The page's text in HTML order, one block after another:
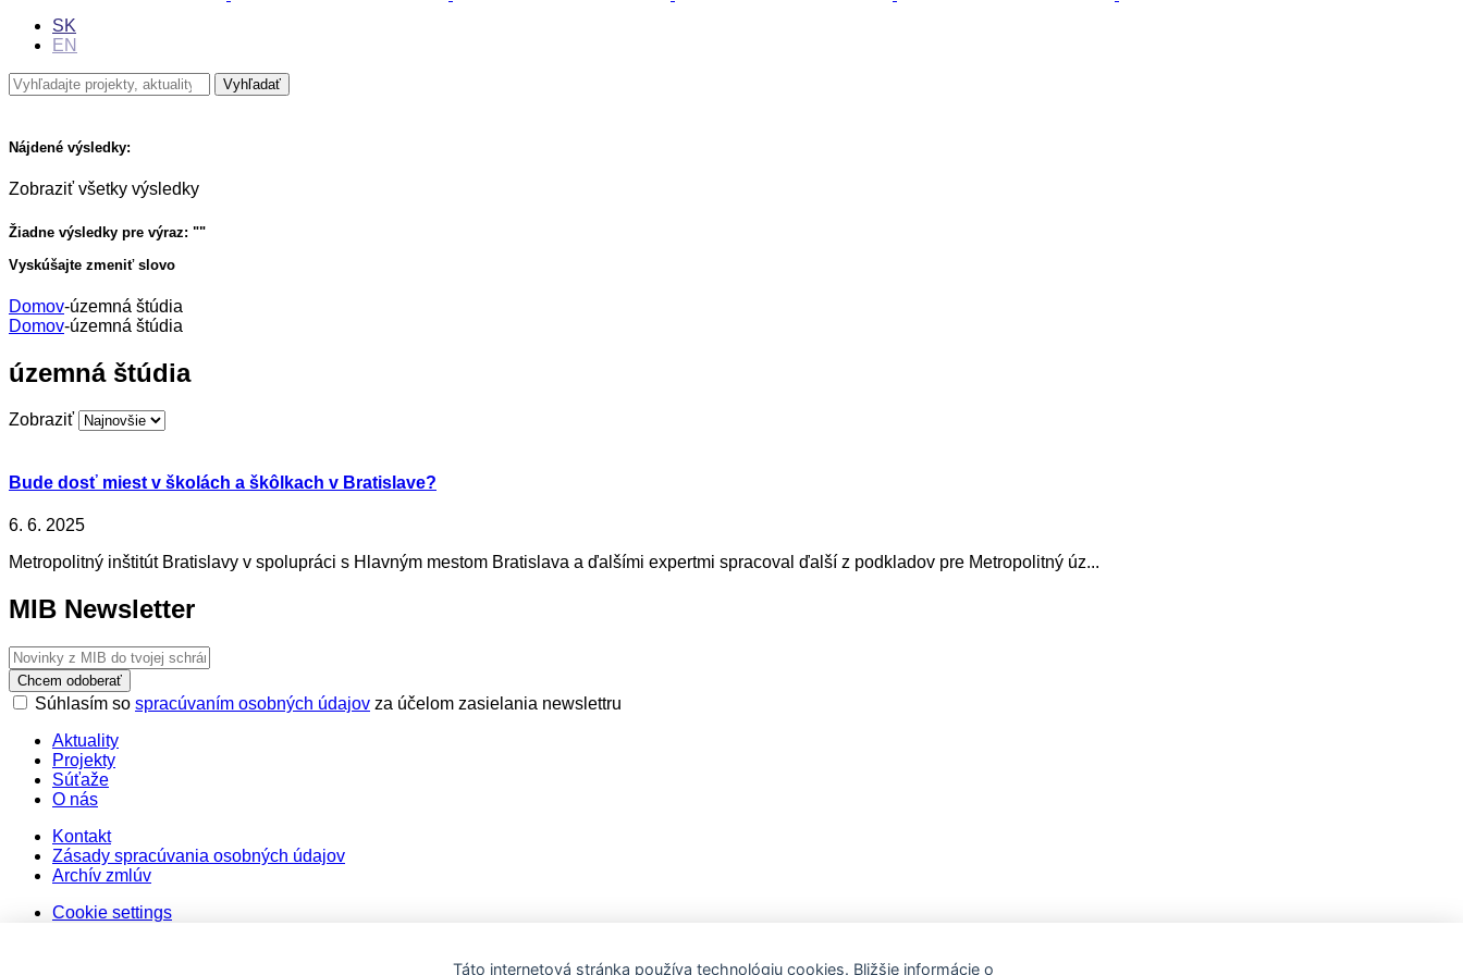
SK
EN
Nájdené výsledky:
Zobraziť všetky výsledky
Žiadne výsledky pre výraz: ""
Vyskúšajte zmeniť slovo
Domov-územná štúdia
Domov-územná štúdia
územná štúdia
Zobraziť
Bude dosť miest v školách a škôlkach v Bratislave?
6. 6. 2025
Metropolitný inštitút Bratislavy v spolupráci s Hlavným mestom Bratislava a ďalšími expertmi spracoval ďalší z podkladov pre Metropolitný úz...
MIB Newsletter
Chcem odoberať
Súhlasím so spracúvaním osobných údajov za účelom zasielania newslettru
Aktuality
Projekty
Súťaže
O nás
Kontakt
Zásady spracúvania osobných údajov
Archív zmlúv
Cookie settings
Táto internetová stránka používa technológiu cookies. Bližšie informácie o